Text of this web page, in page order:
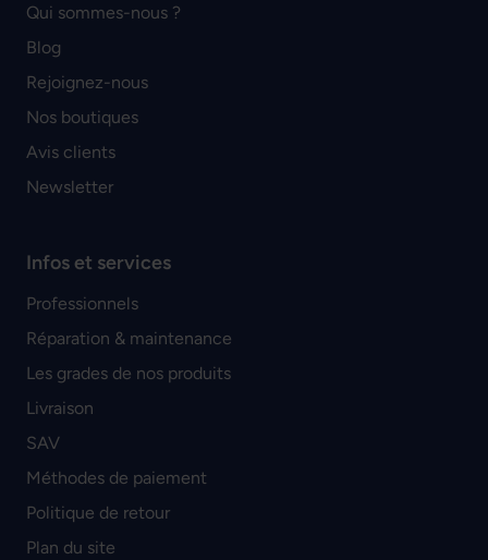
Qui sommes-nous ?
Blog
Rejoignez-nous
Nos boutiques
Avis clients
Newsletter
Infos et services
Professionnels
Réparation & maintenance
Les grades de nos produits
Livraison
SAV
Méthodes de paiement
Politique de retour
Plan du site